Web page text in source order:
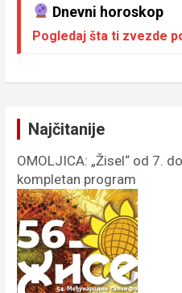
Dnevni horoskop
Pogledaj šta ti zvezde
Najčitanije
OMOLJICA: „Žisel“ od 7.
kompletan program